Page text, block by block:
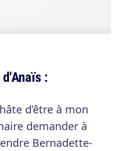
:
d’être à mon
demander à
Bernadette-